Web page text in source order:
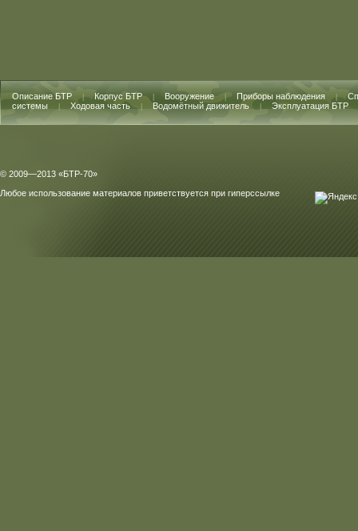
Описание БТР Корпус БТР Вооружение Приборы наблюдения
системы
Ходовая часть Водомётный движитель Эксплуатация БТР
© 2009—2013 «БТР-70»
Любое использование материалов приветствуется при гиперссылке